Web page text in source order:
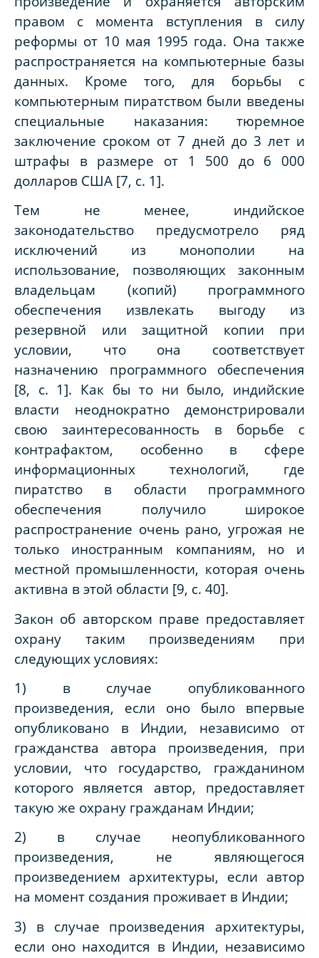
правом с момента вступления в силу
реформы от 10 мая 1995 года. Она также
распространяется на компьютерные базы
данных. Кроме того, для борьбы с
компьютерным пиратством были введены
специальные наказания: тюремное
заключение сроком от 7 дней до 3 лет и
штрафы в размере от 1 500 до 6 000
долларов США [7, с. 1].
Тем не менее, индийское
законодательство предусмотрело ряд
исключений из монополии на
использование, позволяющих законным
владельцам (копий) программного
обеспечения извлекать выгоду из
резервной или защитной копии при
условии, что она соответствует
назначению программного обеспечения
[8, с. 1]. Как бы то ни было, индийские
власти неоднократно демонстрировали
свою заинтересованность в борьбе с
контрафактом, особенно в сфере
информационных технологий, где
пиратство в области программного
обеспечения получило широкое
распространение очень рано, угрожая не
только иностранным компаниям, но и
местной промышленности, которая очень
активна в этой области [9, с. 40].
Закон об авторском праве предоставляет
охрану таким произведениям при
следующих условиях:
1) в случае опубликованного
произведения, если оно было впервые
опубликовано в Индии, независимо от
гражданства автора произведения, при
условии, что государство, гражданином
которого является автор, предоставляет
такую же охрану гражданам Индии;
2) в случае неопубликованного
произведения, не являющегося
произведением архитектуры, если автор
на момент создания проживает в Индии;
3) в случае произведения архитектуры,
если оно находится в Индии, независимо